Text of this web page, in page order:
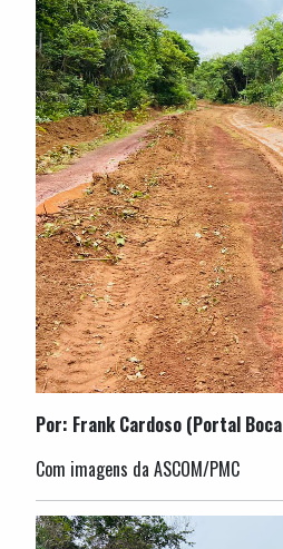
Por: Frank Cardoso (Portal
Com imagens da ASCOM/PMC